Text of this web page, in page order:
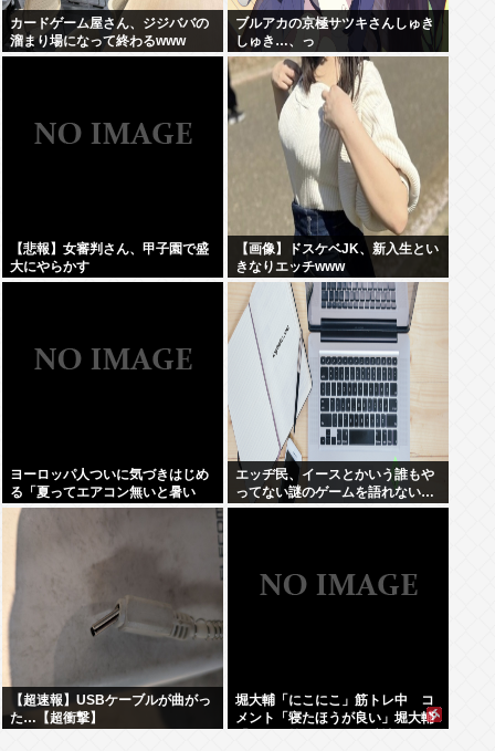
カードゲーム屋さん、ジジババの
溜まり場になって終わるwww
ブルアカの京極サツキさんしゅき
しゅき…、っ
【悲報】女審判さん、甲子園で盛
大にやらかす
【画像】ドスケベJK、新入生とい
きなりエッチwww
ヨーロッパ人ついに気づきはじめ
る「夏ってエアコン無いと暑い
わ」
エッヂ民、イースとかいう誰もや
ってない謎のゲームを語れない…
【超速報】USBケーブルが曲がっ
た…【超衝撃】
堀大輔「にこにこ」筋トレ中 コ
メント「寝たほうが良い」堀大輔